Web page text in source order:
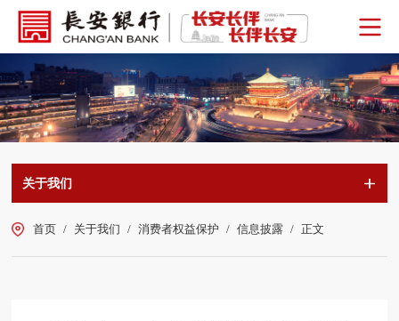
关于我们
首页 / 关于我们 / 消费者权益保护 / 信息披露 / 正文